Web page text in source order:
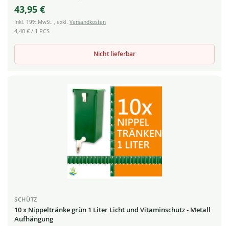
43,95 €
Inkl. 19% MwSt. , exkl. Versandkosten
4,40 € / 1 PCS
Nicht lieferbar
SCHÜTZ
10 x Nippeltränke grün 1 Liter Licht und Vitaminschutz - Metall
Aufhängung